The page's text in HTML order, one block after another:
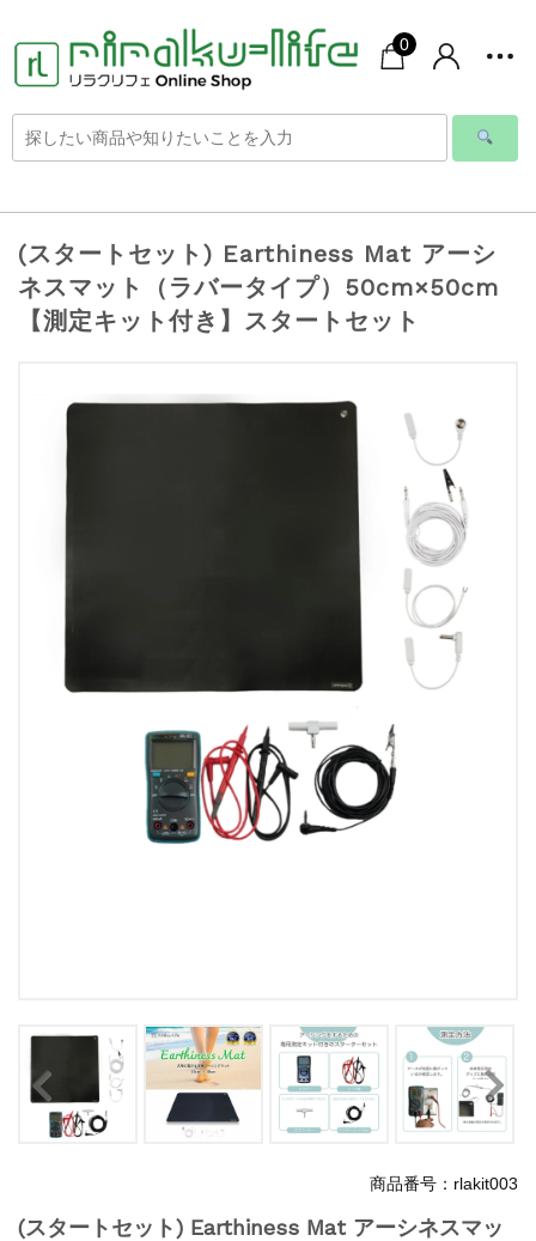
0
(スタートセット) Earthiness Mat アーシ
ネスマット（ラバータイプ）50cm×50cm
【測定キット付き】スタートセット
商品番号：rlakit003
(スタートセット) Earthiness Mat アーシネスマッ